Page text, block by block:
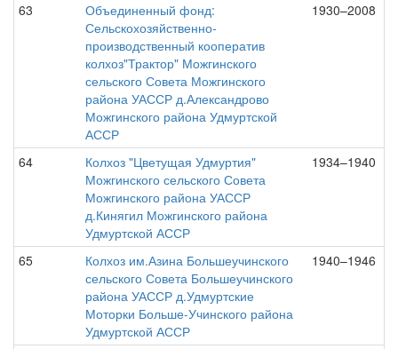
63
Объединенный фонд:
Сельскохозяйственно-
производственный кооператив
колхоз"Трактор" Можгинского
сельского Совета Можгинского
района УАССР д.Александрово
Можгинского района Удмуртской
АССР
1930–2008
64
Колхоз "Цветущая Удмуртия"
Можгинского сельского Совета
Можгинского района УАССР
д.Кинягил Можгинского района
Удмуртской АССР
1934–1940
65
Колхоз им.Азина Большеучинского
сельского Совета Большеучинского
района УАССР д.Удмуртские
Моторки Больше-Учинского района
Удмуртской АССР
1940–1946